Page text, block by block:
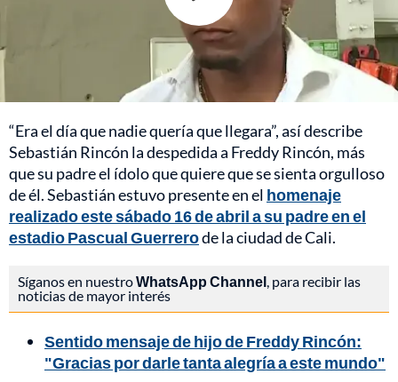
“Era el día que nadie quería que llegara”, así describe
Sebastián Rincón la despedida a Freddy Rincón, más
que su padre el ídolo que quiere que se sienta orgulloso
de él. Sebastián estuvo presente en el homenaje
realizado este sábado 16 de abril a su padre en el
estadio Pascual Guerrerode la ciudad de Cali.
Síganos en nuestroWhatsApp Channel , para recibir las
noticias de mayor interés
Sentido mensaje de hijo de Freddy Rincón:
"Gracias por darle tanta alegría a este mundo"